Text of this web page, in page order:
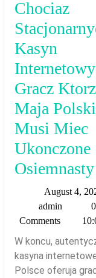
Chociaz
Kasyn
Gracz
Maja Polski
Musi Miec
Ukonczone
August 4,
admin
0
Comments
W koncu,
kasyna
Polsce oferuja